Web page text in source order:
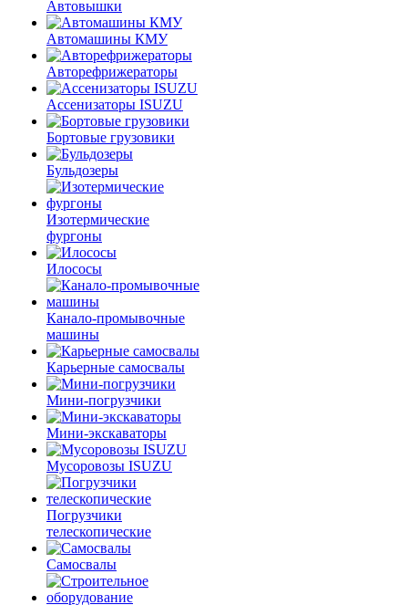
Автовышки
Автомашины КМУ
Авторефрижераторы
Ассенизаторы ISUZU
Бортовые грузовики
Бульдозеры
Изотермические
фургоны
Илососы
Канало-промывочные
машины
Карьерные самосвалы
Мини-погрузчики
Мини-экскаваторы
Мусоровозы ISUZU
Погрузчики
телескопические
Самосвалы